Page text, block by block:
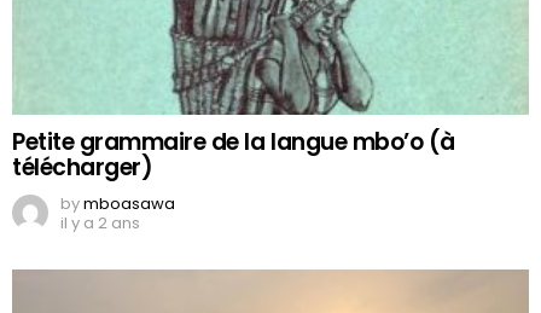
Petite grammaire de la langue mbo’o (à
télécharger)
bymboasawa
il y a 2 ans